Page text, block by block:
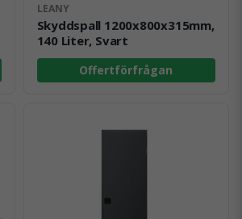
LEANY
Skyddspall 1200x800x315mm,
140 Liter, Svart
Offertförfrågan